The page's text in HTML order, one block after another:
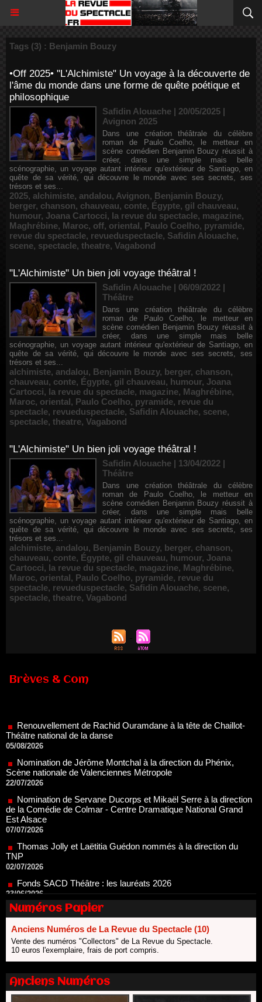
Tags (3) : Benjamin Bouzy
•Off 2025• "L'Alchimiste" Un voyage à la découverte de
l'âme du monde dans une forme de quête poétique et
philosophique
Safidin Alouache | 20/05/2025 |
Avignon 2025
Dans une création théâtrale du célèbre
roman de Paulo Coelho, le metteur en
scène comédien Benjamin Bouzy réussit à
créer, dans une simple mais belle
scénographie, un voyage autant intérieur qu'extérieur de Santiago, en
quête de sa vérité, qui découvre le monde avec ses secrets, ses
trésors et ses...
2025, alchimiste, andalou, Avignon, Benjamin Bouzy,
berger, chanson, chauveau, conte, Égypte, gil chauveau,
humour, Joana Cartocci, la revue du spectacle, magazine,
Maghrébine, Maroc, off, oriental, Paulo Coelho, pyramide,
revue du spectacle, revueduspectacle, Safidin Alouache,
scene, spectacle, theatre, Vagabond
"L'Alchimiste" Un bien joli voyage théâtral !
Safidin Alouache | 06/09/2022 |
Théâtre
Dans une création théâtrale du célèbre
roman de Paulo Coelho, le metteur en
scène comédien Benjamin Bouzy réussit à
créer, dans une simple mais belle
scénographie, un voyage autant intérieur qu'extérieur de Santiago, en
quête de sa vérité, qui découvre le monde avec ses secrets, ses
trésors et ses...
alchimiste, andalou, Benjamin Bouzy, berger, chanson,
chauveau, conte, Égypte, gil chauveau, humour, Joana
Cartocci, la revue du spectacle, magazine, Maghrébine,
Maroc, oriental, Paulo Coelho, pyramide, revue du
spectacle, revueduspectacle, Safidin Alouache, scene,
spectacle, theatre, Vagabond
"L'Alchimiste" Un bien joli voyage théâtral !
Safidin Alouache | 13/04/2022 |
Théâtre
Dans une création théâtrale du célèbre
roman de Paulo Coelho, le metteur en
scène comédien Benjamin Bouzy réussit à
créer, dans une simple mais belle
scénographie, un voyage autant intérieur qu'extérieur de Santiago, en
quête de sa vérité, qui découvre le monde avec ses secrets, ses
trésors et ses...
alchimiste, andalou, Benjamin Bouzy, berger, chanson,
chauveau, conte, Égypte, gil chauveau, humour, Joana
Cartocci, la revue du spectacle, magazine, Maghrébine,
Maroc, oriental, Paulo Coelho, pyramide, revue du
spectacle, revueduspectacle, Safidin Alouache, scene,
spectacle, theatre, Vagabond
Brèves & Com
05/08/2026
Nomination de Jérôme Montchal à la direction du Phénix,
Scène nationale de Valenciennes Métropole
22/07/2026
Nomination de Servane Ducorps et Mikaël Serre à la direction
de la Comédie de Colmar - Centre Dramatique National Grand
Est Alsace
07/07/2026
Thomas Jolly et Laëtitia Guédon nommés à la direction du
TNP
02/07/2026
Fonds SACD Théâtre : les lauréats 2026
23/06/2026
Dispositif ARTCENA Écrire pour le cirque, les lauréats 2026 !
20/06/2026
Le palmarès des prix SACD 2026
Les 10 lauréats du Fonds Grandes Formes Théâtre 2026
SACD
13/06/2026
Nomination de Nathalie Garraud et Olivier Saccomano à la
direction du Théâtre de Gennevilliers - CDN
13/06/2026
Numéros Papier
Anciens Numéros de La Revue du Spectacle (10)
Vente des numéros "Collectors" de La Revue du Spectacle.
10 euros l'exemplaire, frais de port compris.
Anciens Numéros